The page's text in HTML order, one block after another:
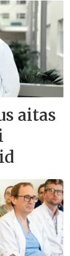
aitas